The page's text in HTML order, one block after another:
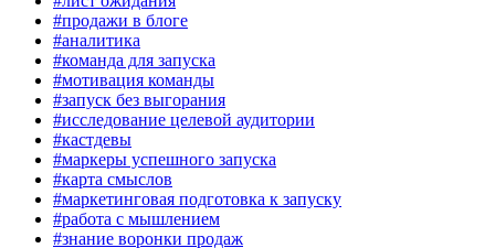
#продажи в блоге
#аналитика
#команда для запуска
#мотивация команды
#запуск без выгорания
#исследование целевой аудитории
#кастдевы
#маркеры успешного запуска
#карта смыслов
#маркетинговая подготовка к запуску
#работа с мышлением
#знание воронки продаж